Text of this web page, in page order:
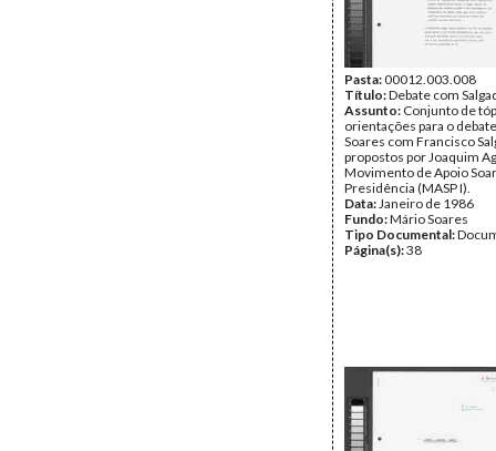
Pasta:00012.003.008
Título:Debate com
Assunto: Conjunto de
orientações para o
Soares com Francisco
propostos por Joaquim
Movimento de Apoio
Presidência (MASP I).
Data:Janeiro de 1986
Fundo:Mário Soares
Tipo Documental:
Página(s):38